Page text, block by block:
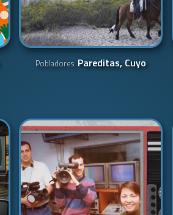
Pobladores: Pareditas, Cuyo